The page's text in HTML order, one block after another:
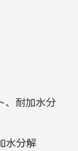
、耐加水分
水分解